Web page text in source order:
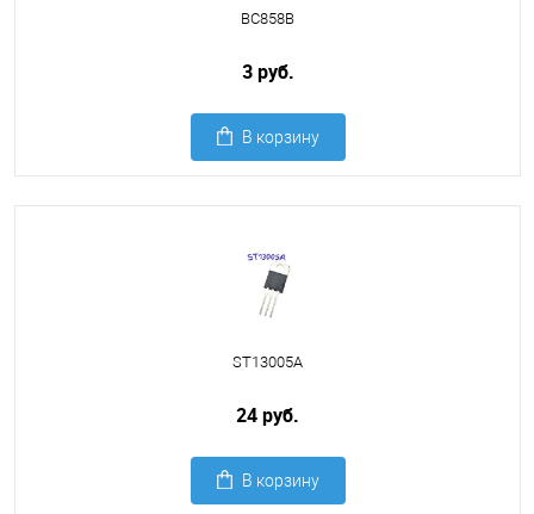
BC858B
3 руб.
В корзину
ST13005A
24 руб.
В корзину